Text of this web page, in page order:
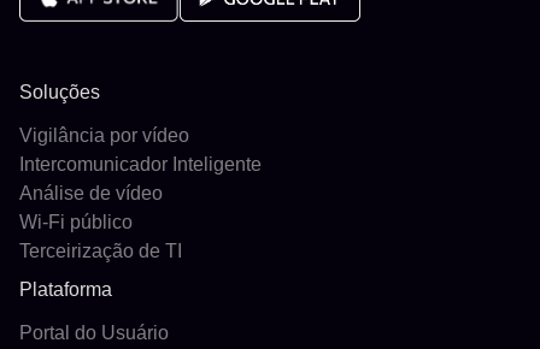
Soluções
Vigilância por vídeo
Intercomunicador Inteligente
Análise de vídeo
Wi-Fi público
Terceirização de TI
Plataforma
Portal do Usuário